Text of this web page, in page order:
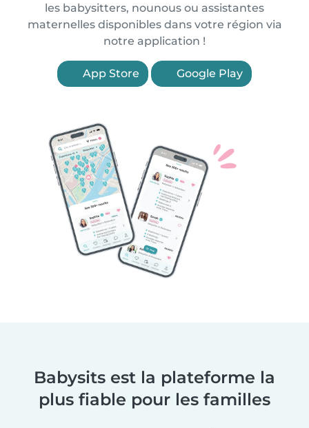
les babysitters, nounous ou assistantes
maternelles disponibles dans votre région via
notre application !
App Store Google Play
Babysits est la plateforme la
plus fiable pour les familles